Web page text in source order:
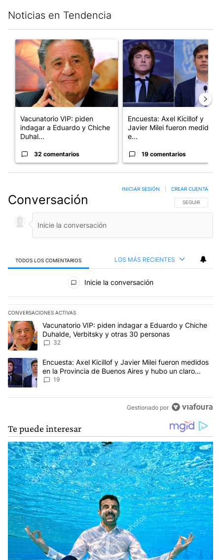
Noticias en Tendencia
Un artículo de tendencia con el título "Vacunatorio VIP: piden
Vacunatorio VIP: piden
indagar a Eduardo y Chiche
Duhal...
32 comentarios
Un artículo de tendencia con
Encuesta: Axel Kicillof y
Javier Milei fueron medidos
e...
19 comentarios
Conversación SIGA ESTA
SEGUIR
INICIAR SESIÓN CREAR CUENTA
TODOS LOS COMENTARIOS LOS MÁS RECIENTES
Todos los comentarios
Inicie la conversación
CONVERSACIONES ACTIVAS
Este listado muestra los artículos con más comentarios en los
Un artículo de tendencia con el título "Vacunatorio VIP: piden
Vacunatorio VIP: piden indagar a Eduardo y Chiche
Duhalde, Verbitsky y otras 30 personas
32
Un artículo de tendencia con el título "Encuesta: Axel Kicillof y
Encuesta: Axel Kicillof y Javier Milei fueron medidos
en la Provincia de Buenos Aires y hubo un claro
ganador
19
Gestionado por